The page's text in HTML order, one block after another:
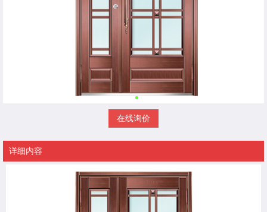
在线询价
详细内容